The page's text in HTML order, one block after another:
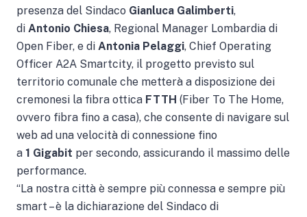
presenza del Sindaco Gianluca Galimberti,
di Antonio Chiesa, Regional Manager Lombardia di
Open Fiber, e di Antonia Pelaggi, Chief Operating
Officer A2A Smartcity, il progetto previsto sul
territorio comunale che metterà a disposizione dei
cremonesi la fibra ottica FTTH (Fiber To The Home,
ovvero fibra fino a casa), che consente di navigare sul
web ad una velocità di connessione fino
a 1 Gigabit per secondo, assicurando il massimo delle
performance.
“La nostra città è sempre più connessa e sempre più
smart – è la dichiarazione del Sindaco di